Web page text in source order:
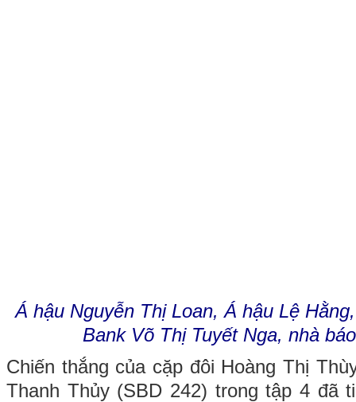
Á hậu Nguyễn Thị Loan, Á hậu Lệ
Bank Võ Thị Tuyết Nga, nhà
Chiến thắng của cặp đôi Hoàng Thị
Thanh Thủy (SBD 242) trong tập 4 đã